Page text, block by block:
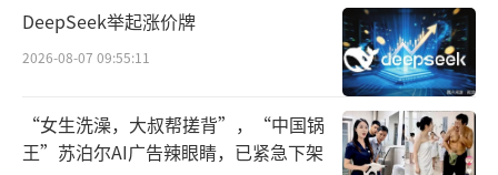
亿港元，超过了百度的2663亿港元，位列互联
网大厂第7位。从2024年年初以来，携程集团在
半年内股价上涨接近50%，涨幅也位列众大厂
之首。
DeepSeek举起涨价牌
2026-08-07 09:55:11
“女生洗澡，大叔帮搓背”，“中国锅
王”苏泊尔AI广告辣眼睛，已紧急下架